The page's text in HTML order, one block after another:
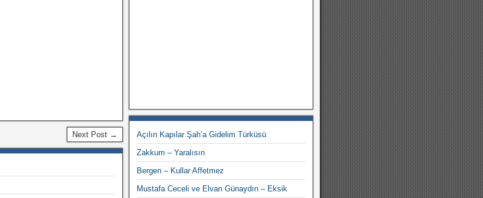
Next Post →
Açılın Kapılar Şah’a Gidelim Türküsü
Zakkum – Yaralısın
Bergen – Kullar Affetmez
Mustafa Ceceli ve Elvan Günaydın – Eksik